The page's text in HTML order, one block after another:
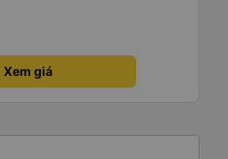
Xem giá